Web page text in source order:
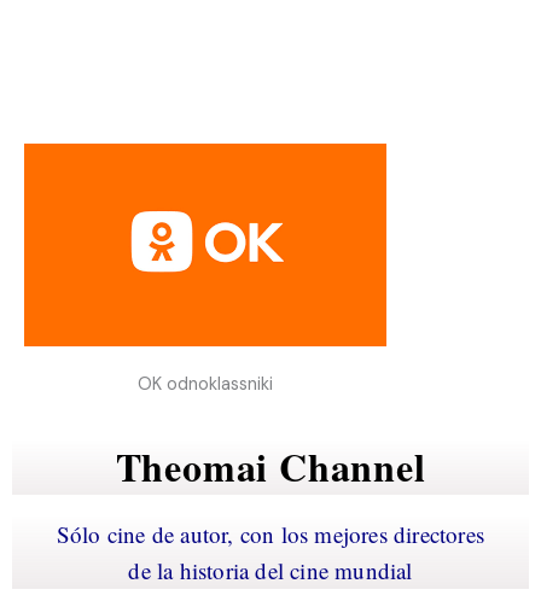
OK odnoklassniki
Theomai Channel
Sólo cine de autor, con los mejores directores
de la historia del cine mundial